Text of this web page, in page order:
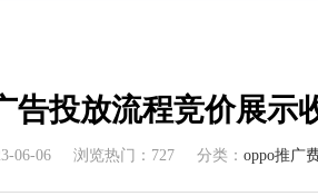
告投放流程竞价展示
06-06 浏览热门：727 分类： oppo推广